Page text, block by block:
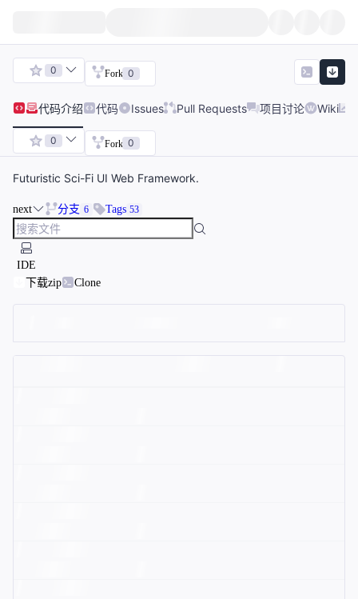
0 Fork 0
代码介绍 代码 Issues Pull Requests 项目讨论 Wiki
0 Fork 0
Futuristic Sci-Fi UI Web Framework.
next 分支 6 Tags 53
IDE
下载zip
Clone